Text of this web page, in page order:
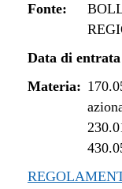
Fonte:
Data di
Materia: